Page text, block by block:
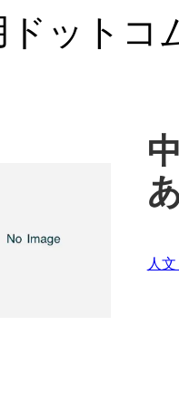
ドットコ
人